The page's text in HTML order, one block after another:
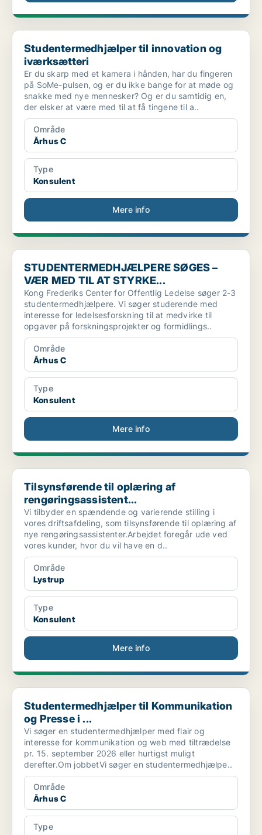
Studentermedhjælper til innovation og iværksætteri
Studentermedhjælper til innovation og
iværksætteri
Er du skarp med et kamera i hånden, har du fingeren
på SoMe-pulsen, og er du ikke bange for at møde og
snakke med nye mennesker? Og er du samtidig en,
der elsker at være med til at få tingene til a..
Område
Århus C
Type
Konsulent
Mere info
STUDENTERMEDHJÆLPERE SØGES – VÆR MED TIL AT
STUDENTERMEDHJÆLPERE SØGES –
VÆR MED TIL AT STYRKE...
Kong Frederiks Center for Offentlig Ledelse søger 2-3
studentermedhjælpere. Vi søger studerende med
interesse for ledelsesforskning til at medvirke til
opgaver på forskningsprojekter og formidlings..
Område
Århus C
Type
Konsulent
Mere info
Tilsynsførende til oplæring af rengøringsassistent...
Tilsynsførende til oplæring af
rengøringsassistent...
Vi tilbyder en spændende og varierende stilling i
vores driftsafdeling, som tilsynsførende til oplæring af
nye rengøringsassistenter.Arbejdet foregår ude ved
vores kunder, hvor du vil have en d..
Område
Lystrup
Type
Konsulent
Mere info
Studentermedhjælper til Kommunikation og Presse i ...
Studentermedhjælper til Kommunikation
og Presse i ...
Vi søger en studentermedhjælper med flair og
interesse for kommunikation og web med tiltrædelse
pr. 15. september 2026 eller hurtigst muligt
derefter.Om jobbetVi søger en studentermedhjælpe..
Område
Århus C
Type